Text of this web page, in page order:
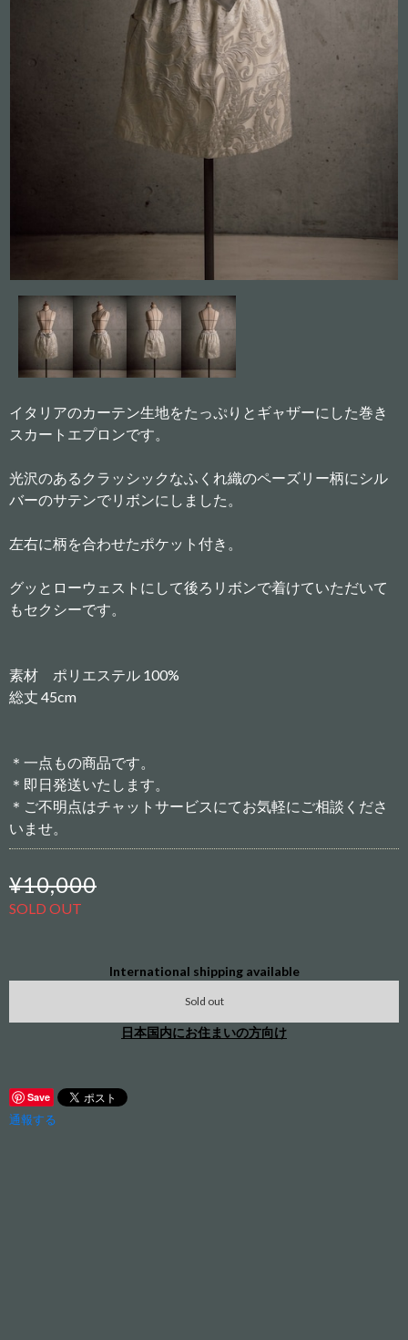
イタリアのカーテン生地をたっぷりとギャザーにした巻き
スカートエプロンです。
光沢のあるクラッシックなふくれ織のペーズリー柄にシル
バーのサテンでリボンにしました。
左右に柄を合わせたポケット付き。
グッとローウェストにして後ろリボンで着けていただいて
もセクシーです。
素材 ポリエステル 100%
総丈 45cm
＊一点もの商品です。
＊即日発送いたします。
＊ご不明点はチャットサービスにてお気軽にご相談くださ
いませ。
¥10,000
SOLD OUT
International shipping available
Sold out
日本国内にお住まいの方向け
Save
通報する